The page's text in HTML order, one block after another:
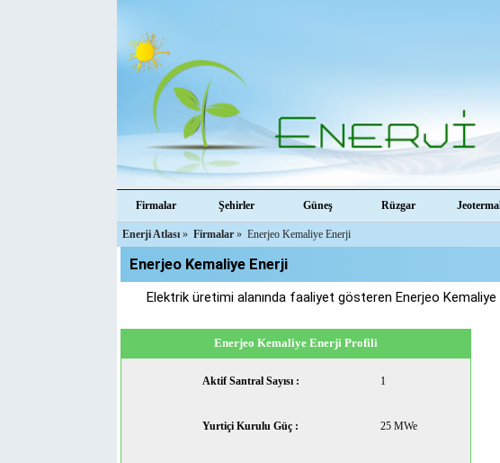
Firmalar Şehirler Güneş Rüzgar
Enerji Atlası » Firmalar » Enerjeo Kemaliye Enerji
Enerjeo Kemaliye Enerji
Elektrik üretimi alanında faaliyet gösteren Enerjeo Kemaliye
Enerjeo Kemaliye Enerji Profili
Aktif Santral Sayısı : 1
Yurtiçi Kurulu Güç : 25 MWe